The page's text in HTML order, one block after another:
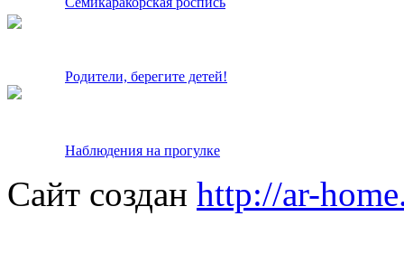
Родители, берегите детей!
Наблюдения на прогулке
Сайт создан http://ar-